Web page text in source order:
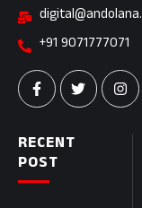
RECENT
POST
+91 9071777071